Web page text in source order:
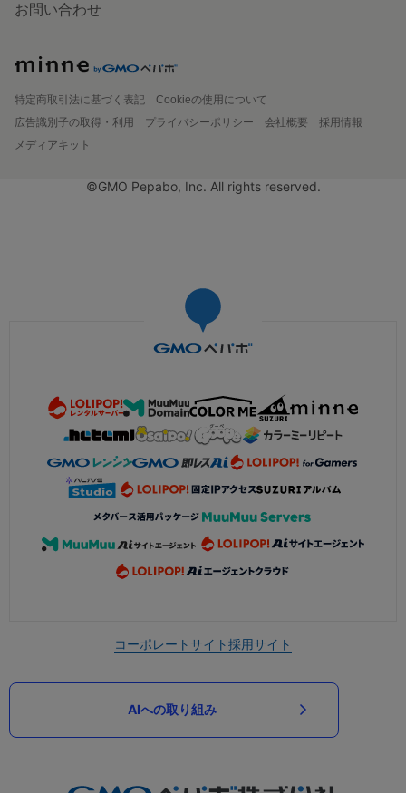
お問い合わせ
特定商取引法に基づく表記
Cookieの使用について
広告識別子の取得・利用
プライバシーポリシー 会社概要
採用情報
メディアキット
©GMO Pepabo, Inc. All rights reserved.
コーポレートサイト採用サイト
AIへの取り組み